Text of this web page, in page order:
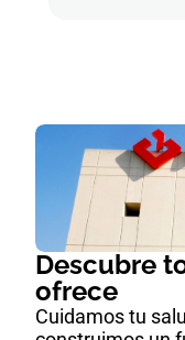
Descubre
ofrece
Cuidamos tu